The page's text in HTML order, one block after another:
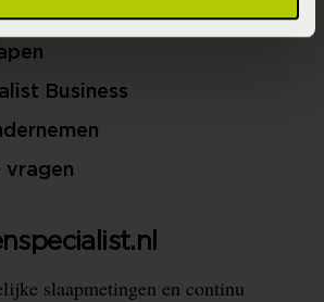
Business
vragen
slaapmetingen en continu